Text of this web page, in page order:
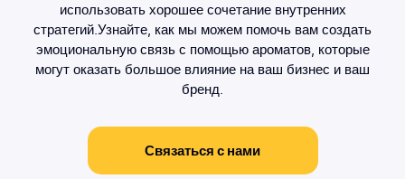
использовать хорошее сочетание внутренних
стратегий.Узнайте, как мы можем помочь вам создать
эмоциональную связь с помощью ароматов, которые
могут оказать большое влияние на ваш бизнес и ваш
бренд.
Связаться с нами